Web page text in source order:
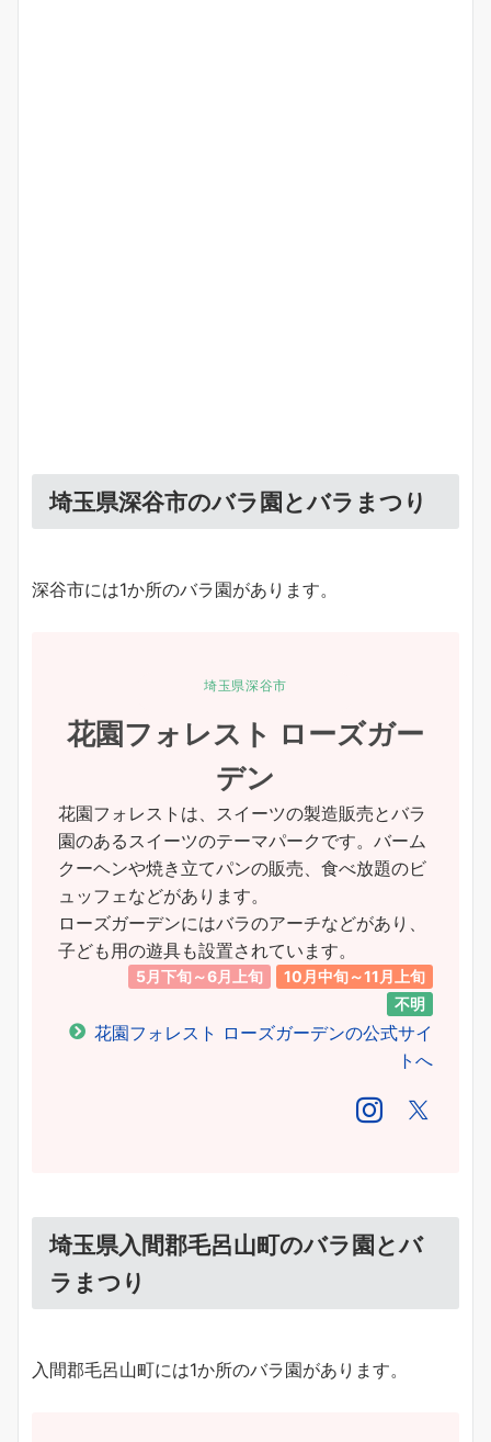
埼玉県深谷市のバラ園とバラまつり
深谷市には1か所のバラ園があります。
埼玉県深谷市
花園フォレスト ローズガー
デン
花園フォレストは、スイーツの製造販売とバラ
園のあるスイーツのテーマパークです。バーム
クーヘンや焼き立てパンの販売、食べ放題のビ
ュッフェなどがあります。
ローズガーデンにはバラのアーチなどがあり、
子ども用の遊具も設置されています。
5月下旬～6月上旬
10月中旬～11月上旬
不明
花園フォレスト ローズガーデンの公式サイ
トへ
埼玉県入間郡毛呂山町のバラ園とバ
ラまつり
入間郡毛呂山町には1か所のバラ園があります。